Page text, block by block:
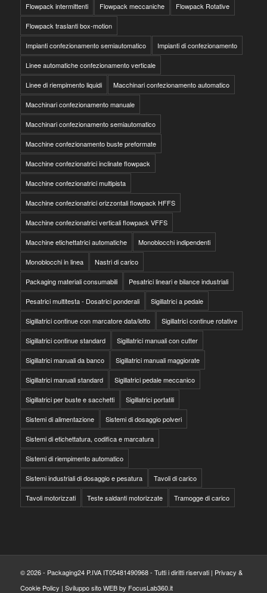
Flowpack intermittenti Flowpack meccaniche Flowpack Rotative
Flowpack traslanti box-motion
Impianti confezionamento semiautomatico Impianti di confezionamento
Linee automatiche confezionamento verticale
Linee di riempimento liquidi Macchinari confezionamento automatico
Macchinari confezionamento manuale
Macchinari confezionamento semiautomatico
Macchine confezionamento buste preformate
Macchine confezionatrici inclinate flowpack
Macchine confezionatrici multipista
Macchine confezionatrici orizzontali flowpack HFFS
Macchine confezionatrici verticali flowpack VFFS
Macchine etichettatrici automatiche Monoblocchi indipendenti
Monoblocchi in linea Nastri di carico
Packaging materiali consumabili Pesatrici lineari e bilance industriali
Pesatrici multitesta - Dosatrici ponderali Sigillatrici a pedale
Sigillatrici continue con marcatore data/lotto Sigillatrici continue rotative
Sigillatrici continue standard Sigillatrici manuali con cutter
Sigillatrici manuali da banco Sigillatrici manuali maggiorate
Sigillatrici manuali standard Sigillatrici pedale meccanico
Sigillatrici per buste e sacchetti Sigillatrici portatili
Sistemi di alimentazione Sistemi di dosaggio polveri
Sistemi di etichettatura, codifica e marcatura
Sistemi di riempimento automatico
Sistemi industriali di dosaggio e pesatura Tavoli di carico
Tavoli motorizzati Teste saldanti motorizzate Tramogge di carico
© 2026 - Packaging24 P.IVA IT05481490968 - Tutti i diritti riservati | Privacy &
Cookie Policy | Sviluppo sito WEB by FocusLab360.it